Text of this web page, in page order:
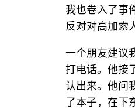
我也卷入了事
反对对高加索
一个朋友建议
打电话。他接
认出来。他问
了本子，在